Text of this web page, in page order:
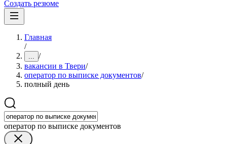
Создать резюме
Главная
/
... /
вакансии в Твери/
оператор по выписке документов/
полный день
оператор по выписке документов